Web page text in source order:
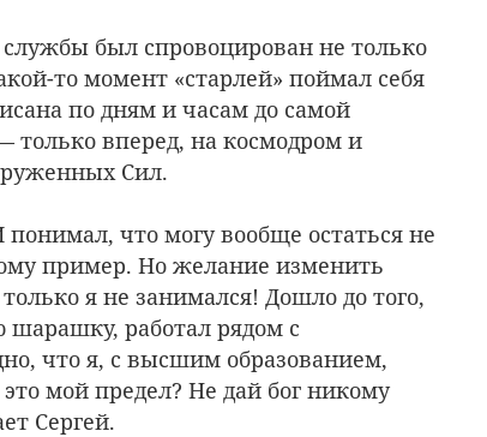
был спровоцирован не только
то момент «старлей» поймал себя
по дням и часам до самой
вперед, на космодром и
Сил.
что могу вообще остаться не
пример. Но желание изменить
я не занимался! Дошло до того,
шарашку, работал рядом с
что я, с высшим образованием,
мой предел? Не дай бог никому
Сергей.